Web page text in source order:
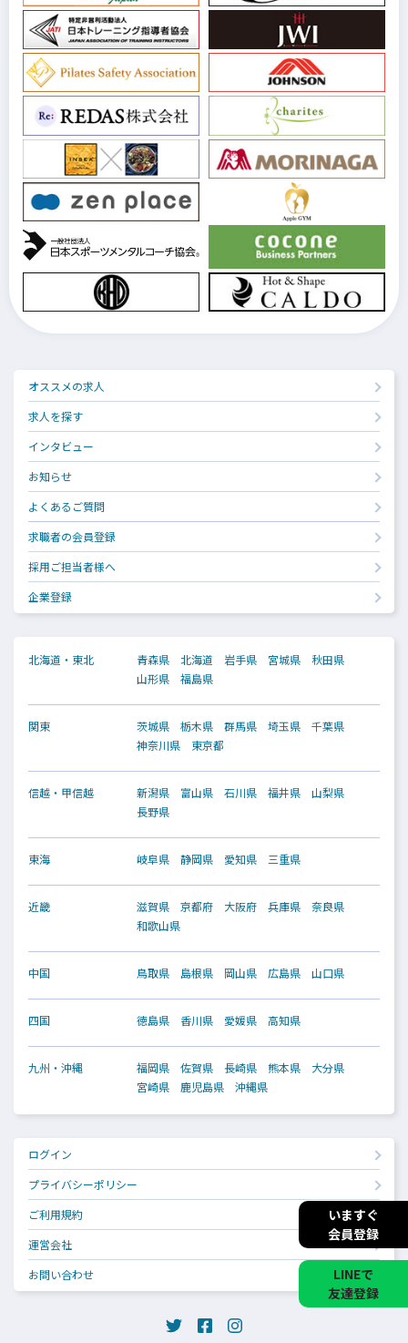
いますぐ
会員登録
LINEで
友達登録
オススメの求人
求人を探す
インタビュー
お知らせ
よくあるご質問
求職者の会員登録
採用ご担当者様へ
企業登録
北海道・東北 青森県 北海道 岩手県 宮城県
秋田県
山形県
福島県
関東 茨城県 栃木県 群馬県 埼玉県
千葉県
神奈川県
東京都
信越・甲信越 新潟県 富山県 石川県 福井県
山梨県
長野県
東海 岐阜県 静岡県 愛知県 三重県
近畿 滋賀県 京都府 大阪府 兵庫県
奈良県
和歌山県
中国 鳥取県 島根県 岡山県 広島県 山口県
四国 徳島県 香川県 愛媛県 高知県
九州・沖縄 福岡県 佐賀県 長崎県 熊本県
大分県
宮崎県
鹿児島県 沖縄県
ログイン
プライバシーポリシー
ご利用規約
運営会社
お問い合わせ